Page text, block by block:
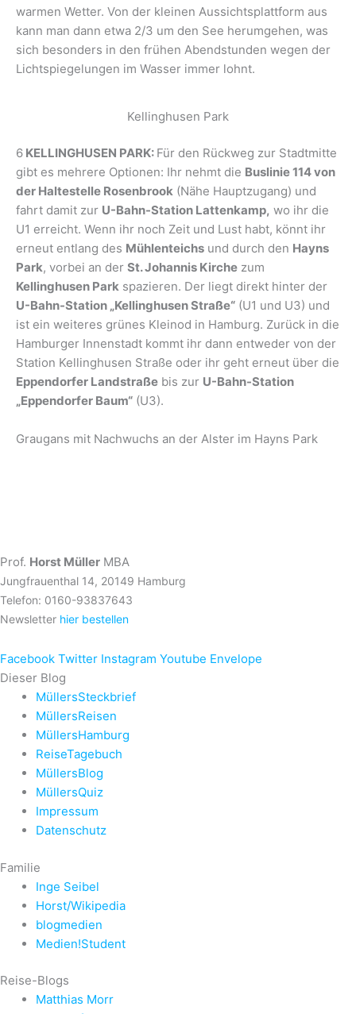
warmen Wetter. Von der kleinen Aussichtsplattform aus
kann man dann etwa 2/3 um den See herumgehen, was
sich besonders in den frühen Abendstunden wegen der
Lichtspiegelungen im Wasser immer lohnt.
Kellinghusen Park
6 KELLINGHUSEN PARK: Für den Rückweg zur Stadtmitte
gibt es mehrere Optionen: Ihr nehmt die Buslinie 114 von
der Haltestelle Rosenbrook (Nähe Hauptzugang) und
fahrt damit zur U-Bahn-Station Lattenkamp, wo ihr die
U1 erreicht. Wenn ihr noch Zeit und Lust habt, könnt ihr
erneut entlang des Mühlenteichs und durch den Hayns
Park, vorbei an der St. Johannis Kirche zum
Kellinghusen Park spazieren. Der liegt direkt hinter der
U-Bahn-Station „Kellinghusen Straße“ (U1 und U3) und
ist ein weiteres grünes Kleinod in Hamburg. Zurück in die
Hamburger Innenstadt kommt ihr dann entweder von der
Station Kellinghusen Straße oder ihr geht erneut über die
Eppendorfer Landstraße bis zur U-Bahn-Station
„Eppendorfer Baum“ (U3).
Graugans mit Nachwuchs an der Alster im Hayns Park
Prof. Horst Müller MBA
Jungfrauenthal 14, 20149 Hamburg
Telefon: 0160-93837643
Newsletter hier bestellen
Facebook Twitter Instagram Youtube Envelope
Dieser Blog
MüllersSteckbrief
MüllersReisen
MüllersHamburg
ReiseTagebuch
MüllersBlog
MüllersQuiz
Impressum
Datenschutz
Familie
Inge Seibel
Horst/Wikipedia
blogmedien
Medien!Student
Reise-Blogs
Matthias Morr